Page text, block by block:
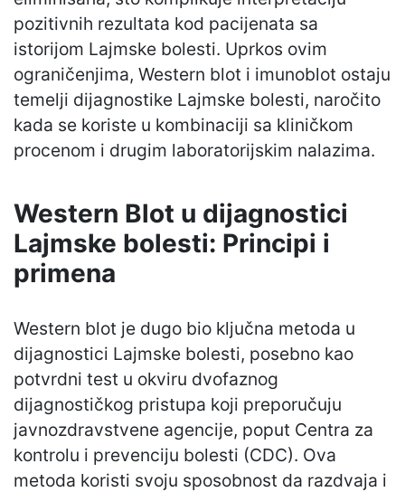
pozitivnih rezultata kod pacijenata sa
istorijom Lajmske bolesti. Uprkos ovim
ograničenjima, Western blot i imunoblot ostaju
temelji dijagnostike Lajmske bolesti, naročito
kada se koriste u kombinaciji sa kliničkom
procenom i drugim laboratorijskim nalazima.
Western Blot u dijagnostici
Lajmske bolesti: Principi i
primena
Western blot je dugo bio ključna metoda u
dijagnostici Lajmske bolesti, posebno kao
potvrdni test u okviru dvofaznog
dijagnostičkog pristupa koji preporučuju
javnozdravstvene agencije, poput Centra za
kontrolu i prevenciju bolesti (CDC). Ova
metoda koristi svoju sposobnost da razdvaja i